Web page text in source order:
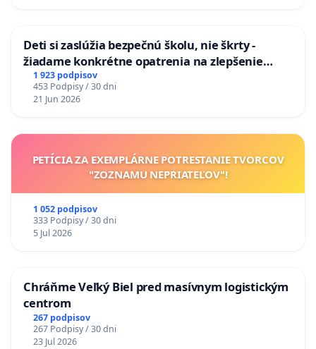
Deti si zaslúžia bezpečnú školu, nie škrty -
žiadame konkrétne opatrenia na zlepšenie
situácie v školstve
1 923 podpisov
453 Podpisy / 30 dni
21 Jun 2026
PETÍCIA ZA EXEMPLÁRNE POTRESTANIE TVORCOV
"ZOZNAMU NEPRIATEĽOV"!
1 052 podpisov
333 Podpisy / 30 dni
5 Jul 2026
Chráňme Veľký Biel pred masívnym logistickým
centrom
267 podpisov
267 Podpisy / 30 dni
23 Jul 2026